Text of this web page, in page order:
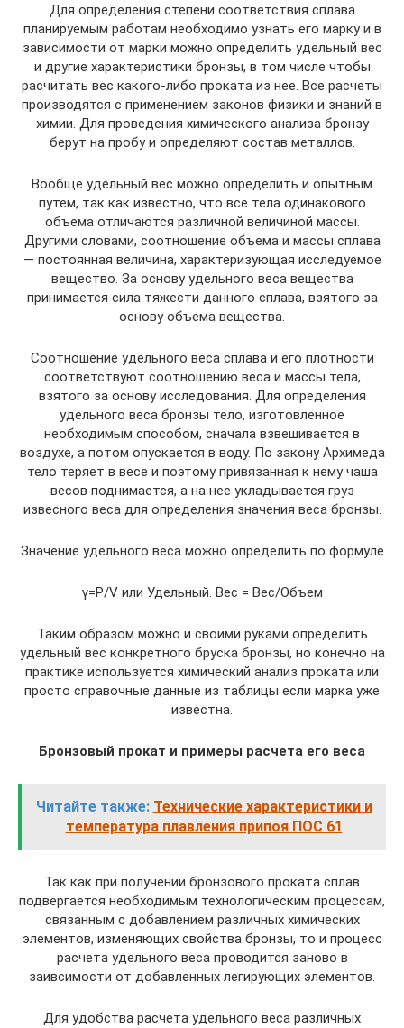
Для определения степени соответствия сплава
планируемым работам необходимо узнать его марку и в
зависимости от марки можно определить удельный вес
и другие характеристики бронзы, в том числе чтобы
расчитать вес какого-либо проката из нее. Все расчеты
производятся с применением законов физики и знаний в
химии. Для проведения химического анализа бронзу
берут на пробу и определяют состав металлов.
Вообще удельный вес можно определить и опытным
путем, так как известно, что все тела одинакового
объема отличаются различной величиной массы.
Другими словами, соотношение объема и массы сплава
— постоянная величина, характеризующая исследуемое
вещество. За основу удельного веса вещества
принимается сила тяжести данного сплава, взятого за
основу объема вещества.
Соотношение удельного веса сплава и его плотности
соответствуют соотношению веса и массы тела,
взятого за основу исследования. Для определения
удельного веса бронзы тело, изготовленное
необходимым способом, сначала взвешивается в
воздухе, а потом опускается в воду. По закону Архимеда
тело теряет в весе и поэтому привязанная к нему чаша
весов поднимается, а на нее укладывается груз
извесного веса для определения значения веса бронзы.
Значение удельного веса можно определить по формуле
γ=Р/V или Удельный. Вес = Вес/Объем
Таким образом можно и своими руками определить
удельный вес конкретного бруска бронзы, но конечно на
практике используется химический анализ проката или
просто справочные данные из таблицы если марка уже
известна.
Бронзовый прокат и примеры расчета его веса
Читайте также: Технические характеристики и
температура плавления припоя ПОС 61
Так как при получении бронзового проката сплав
подвергается необходимым технологическим процессам,
связанным с добавлением различных химических
элементов, изменяющих свойства бронзы, то и процесс
расчета удельного веса проводится заново в
заивсимости от добавленных легирующих элементов.
Для удобства расчета удельного веса различных